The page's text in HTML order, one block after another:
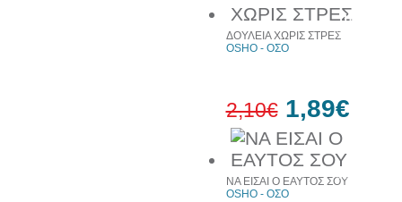
10%
έκπτωση
10%
έκπτωση
ΔΟΥΛΕΙΑ ΧΩΡΙΣ ΣΤΡΕΣ
OSHO - ΟΣΟ
2,10€ 1,89€
ΝΑ ΕΙΣΑΙ Ο ΕΑΥΤΟΣ ΣΟΥ
OSHO - ΟΣΟ